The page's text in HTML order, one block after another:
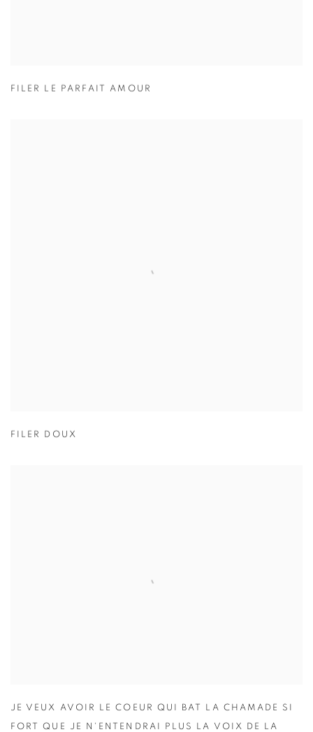
FILER LE PARFAIT AMOUR
FILER DOUX
JE VEUX AVOIR LE COEUR QUI BAT LA CHAMADE SI
FORT QUE JE N'ENTENDRAI PLUS LA VOIX DE LA